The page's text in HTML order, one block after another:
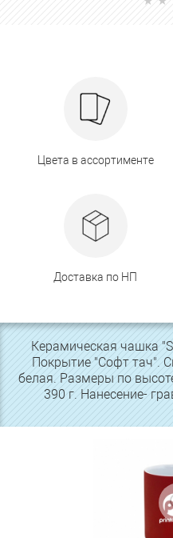
Цвета в ассортименте
Доставка по НП
Керамическая чашка
Покрытие "Софт тач".
белая. Размеры по
390 г. Нанесение-